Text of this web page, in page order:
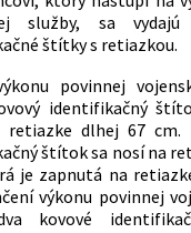
služby, sa
štítky s retiazkou.
povinnej
identifikačný
retiazke dlhej 67 cm.
štítok sa nosí na
je zapnutá na
výkonu povinnej
kovové